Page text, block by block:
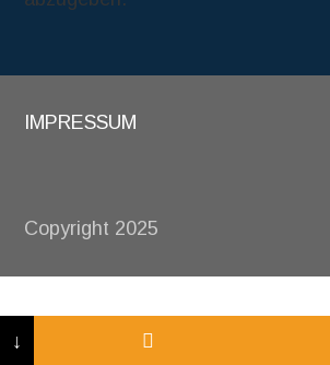
IMPRESSUM
Copyright 2025
↓